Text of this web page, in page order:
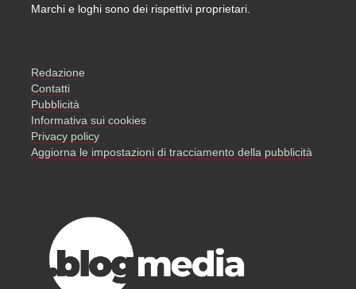
Marchi e loghi sono dei rispettivi proprietari.
Redazione
Contatti
Pubblicità
Informativa sui cookies
Privacy policy
Aggiorna le impostazioni di tracciamento della pubblicità